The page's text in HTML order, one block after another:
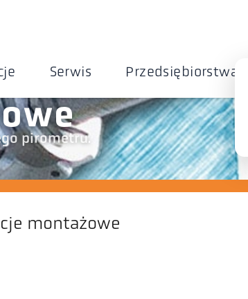
Serwis Przedsiębiorstwa
pirometru.
montażowe